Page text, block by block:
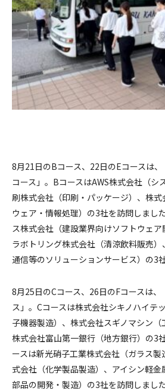
8月21日のBコース、22日のEコースは
コース」。BコースはAWS株式会社（シ
刷株式会社（印刷・パッケージ）、株
ウェア・情報処理）の3社を訪問しまし
ス株式会社（建設業界向けソフトウェ
ラボトリング株式会社（清涼飲料販売）
通信等のソリューションサービス）の3
8月25日のCコース、26日のFコースは
ス」。Cコースは株式会社シキノハイテ
子機器製造）、株式会社スギノマシン（
株式会社富山第一銀行（地方銀行）の3
ースは新光硝子工業株式会社（ガラス
式会社（化学製品製造）、アイシン軽
部品の開発・製造）の3社を訪問しました